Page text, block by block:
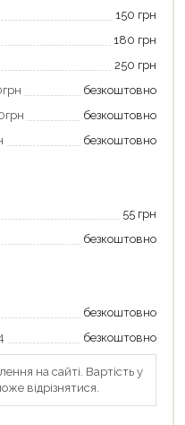
150 грн
180 грн
250 грн
безкоштовно
безкоштовно
безкоштовно
55 грн
безкоштовно
безкоштовно
безкоштовно
на сайті. Вартість у
відрізнятися.